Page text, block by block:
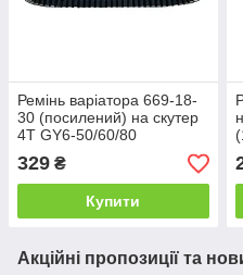
Ремінь варіатора 669-18-
30 (посилений) на скутер
4T GY6-50/60/80
(139QMB) 10" колесо
COD: 9131-133 JWBP
329 ₴
Купити
Акційні пропозиції та